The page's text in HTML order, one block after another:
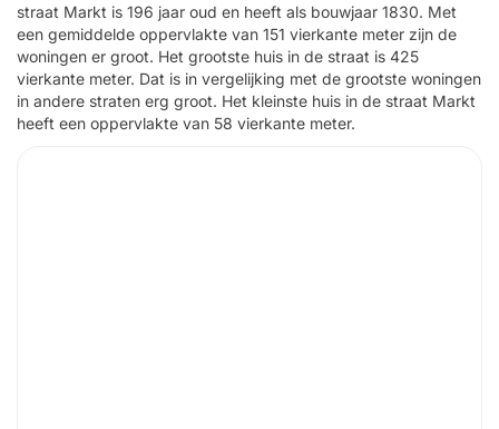
straat Markt is 196 jaar oud en heeft als bouwjaar 1830. Met
een gemiddelde oppervlakte van 151 vierkante meter zijn de
woningen er groot. Het grootste huis in de straat is 425
vierkante meter. Dat is in vergelijking met de grootste woningen
in andere straten erg groot. Het kleinste huis in de straat Markt
heeft een oppervlakte van 58 vierkante meter.